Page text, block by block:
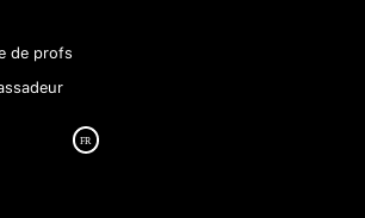
de profs